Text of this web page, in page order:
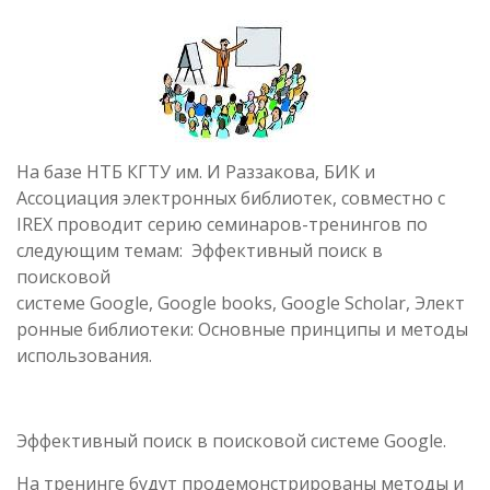
На базе НТБ КГТУ им. И Раззакова, БИК и
Ассоциация электронных библиотек, совместно с
IREX проводит серию семинаров-тренингов по
следующим темам: Эффективный поиск в
поисковой
системе Google, Google books, Google Scholar, Элект
ронные библиотеки: Основные принципы и методы
использования.
Эффективный поиск в поисковой системе Google.
На тренинге будут продемонстрированы методы и